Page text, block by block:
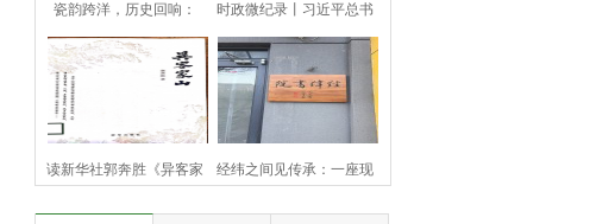
瓷韵跨洋，历史回响：
“参观
时政微纪录丨习近平总书
记河
读新华社郭奔胜《异客家 经纬之间见传承：一座现